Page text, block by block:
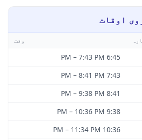
اوقات
وقت
6:45 PM
– 7:43 PM
7:43 PM
– 8:41 PM
8:41 PM
– 9:38 PM
9:38 PM
– 10:36 PM
10:36 PM
– 11:34 PM